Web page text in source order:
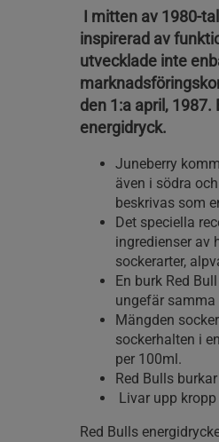
I mitten av 1980-
inspirerad av
utvecklade inte
den 1:a april,
energidryck.
Juneberry
även i södra
beskrivas som
Det speciella
ingredienser av
sockerarter,
En burk Red
ungefär
Mängden
sockerhalten i
per 100ml.
Red Bulls
Livar upp
Red Bulls